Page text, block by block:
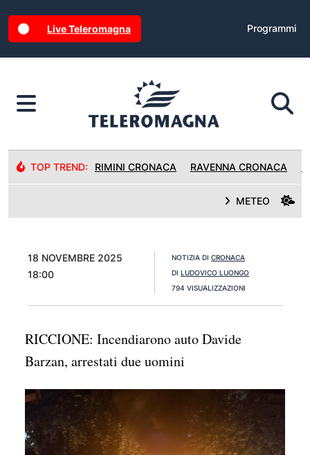
Live Teleromagna Programmi
TOP TREND: RIMINI CRONACA RAVENNA CRONACA
METEO
18 NOVEMBRE 2025
18:00
NOTIZIA DI CRONACA
DI LUDOVICO LUONGO
794 VISUALIZZAZIONI
RICCIONE: Incendiarono auto Davide
Barzan, arrestati due uomini